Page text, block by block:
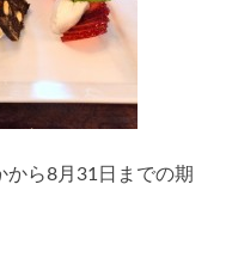
から8月31日までの期